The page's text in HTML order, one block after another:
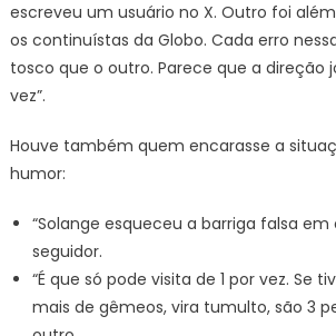
escreveu um usuário no X. Outro foi
os continuístas da Globo. Cada erro
tosco que o outro. Parece que a direção
vez”.
Houve também quem encarasse a
humor:
“Solange esqueceu a barriga falsa em
seguidor.
“É que só pode visita de 1 por vez. Se
mais de gêmeos, vira tumulto, são 3